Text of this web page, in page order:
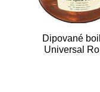
Dipované
Universal